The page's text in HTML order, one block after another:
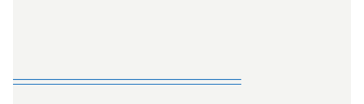
—————————————————–